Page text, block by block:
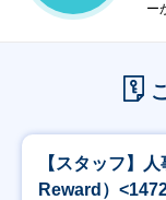
ー
【スタッフ】
Reward）